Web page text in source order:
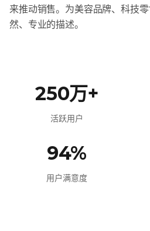
来推动销售。为美容品牌、科技
然、专业的描述。
250万+
活跃用户
94%
用户满意度